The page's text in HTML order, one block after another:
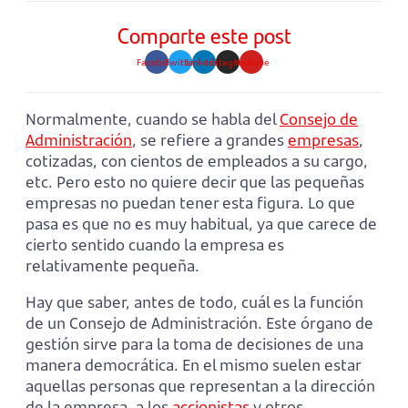
Comparte este post
FacebookTwitterLinkedinInstagramYoutube
Normalmente, cuando se habla delConsejo de
Administración, se refiere a grandesempresas,
cotizadas, con cientos de empleados a su cargo,
etc. Pero esto no quiere decir que las pequeñas
empresas no puedan tener esta figura. Lo que
pasa es que no es muy habitual, ya que carece de
cierto sentido cuando la empresa es
relativamente pequeña.
Hay que saber, antes de todo, cuál es la función
de un Consejo de Administración. Este órgano de
gestión sirve para la toma de decisiones de una
manera democrática. En el mismo suelen estar
aquellas personas que representan a la dirección